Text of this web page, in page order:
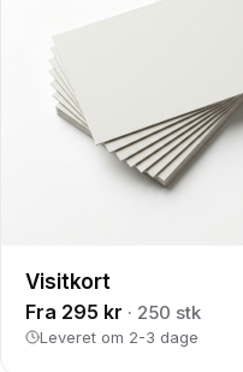
Visitkort
Fra 295 kr · 250 stk
Leveret om 2-3 dage